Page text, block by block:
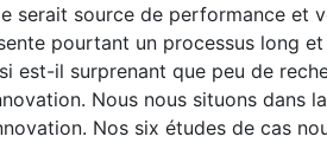
serait source de performance et
pourtant un processus long
est-il surprenant que peu de
Nous nous situons dans
Nos six études de cas